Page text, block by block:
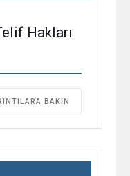
Hakları
BAKIN